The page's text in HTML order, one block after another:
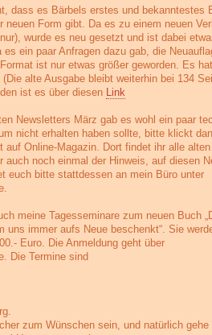
dass es Bärbels erstes und bekanntestes
neuen Form gibt. Da es zu einem neuen
wurde es neu gesetzt und ist dabei
es ein paar Anfragen dazu gab, die
ist nur etwas größer geworden. Es
alte Ausgabe bleibt weiterhin bei 134
ist es über diesen Link
Newsletters März gab es wohl ein paar
nicht erhalten haben sollte, bitte klickt
auf Online-Magazin. Dort findet ihr alle
auch noch einmal der Hinweis, auf diesen
euch bitte stattdessen an mein Büro unter
meine Tagesseminare zum neuen Buch
uns immer aufs Neue beschenkt“. Sie
Euro. Die Anmeldung geht über
Die Termine sind
zum Wünschen sein, und natürlich